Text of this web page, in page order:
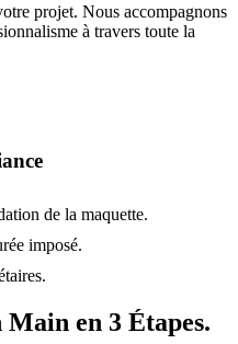
projet. Nous accompagnons
à travers toute la
de la maquette.
imposé.
en 3 Étapes.